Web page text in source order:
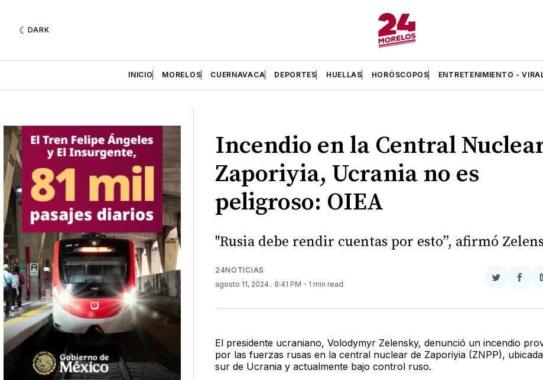
DARK
INICIO MORELOS CUERNAVACA DEPORTES HUELLAS HORÓSCOPOS ENTRETENIMIENTO -
Incendio en la Central
Zaporiyia, Ucrania no es
peligroso: OIEA
"Rusia debe rendir cuentas por esto”, afirmó
24NOTICIAS
agosto 11, 2024 . 9:41 PM - 1 min read
Compartir
Twitter
El presidente ucraniano, Volodymyr Zelensky, denunció un incendio
por las fuerzas rusas en la central nuclear de Zaporiyia (ZNPP),
sur de Ucrania y actualmente bajo control ruso.